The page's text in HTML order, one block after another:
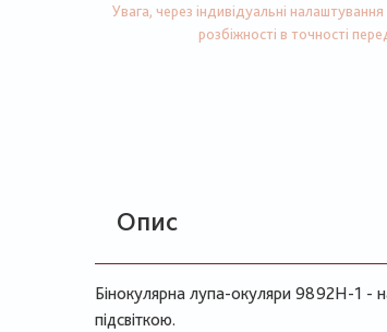
Увага, через індивідуальні
розбіжності в точності
Опис
Бінокулярна лупа-окуляри 9892Н-1 -
підсвіткою.